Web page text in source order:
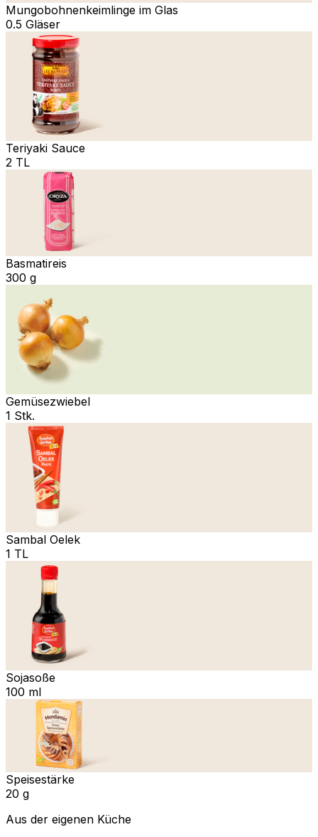
Mungobohnenkeimlinge im Glas
0.5 Gläser
Teriyaki Sauce
2 TL
Basmatireis
300 g
Gemüsezwiebel
1 Stk.
Sambal Oelek
1 TL
Sojasoße
100 ml
Speisestärke
20 g
Aus der eigenen Küche